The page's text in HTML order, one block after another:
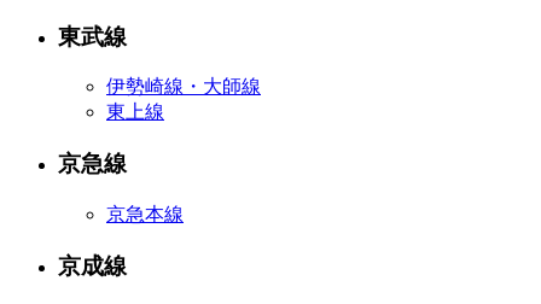
東武線
伊勢崎線・大師線
東上線
京急線
京急本線
京成線